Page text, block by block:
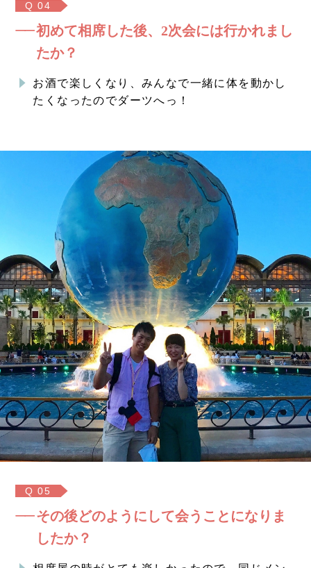
Q 04
初めて相席した後、2次会には行かれまし
たか？
お酒で楽しくなり、みんなで一緒に体を動かし
たくなったのでダーツへっ！
Q 05
その後どのようにして会うことになりま
したか？